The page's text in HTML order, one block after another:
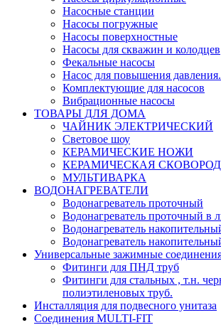
Насосные станции
Насосы погружные
Насосы поверхностные
Насосы для скважин и колодцев
Фекальные насосы
Насос для повышения давления.
Комплектующие для насосов
Вибрационные насосы
ТОВАРЫ ДЛЯ ДОМА
ЧАЙНИК ЭЛЕКТРИЧЕСКИЙ
Световое шоу
КЕРАМИЧЕСКИЕ НОЖИ
КЕРАМИЧЕСКАЯ
МУЛЬТИВАРКА
ВОДОНАГРЕВАТЕЛИ
Водонагреватель проточный
Водонагреватель проточный в
Водонагреватель
Водонагреватель
Универсальные зажимные
Фитинги для ПНД труб
Фитинги для стальных , т.н.
полиэтиленовых труб.
Инсталляция для подвесного унитаза
Соединения MULTI-FIT